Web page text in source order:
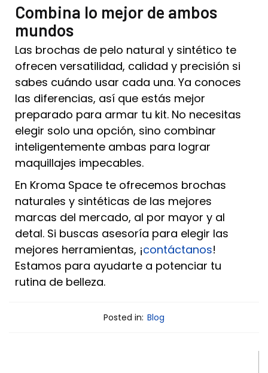
Combina lo mejor de ambos
mundos
Las brochas de pelo natural y sintético te
ofrecen versatilidad, calidad y precisión si
sabes cuándo usar cada una. Ya conoces
las diferencias, así que estás mejor
preparado para armar tu kit. No necesitas
elegir solo una opción, sino combinar
inteligentemente ambas para lograr
maquillajes impecables.
En Kroma Space te ofrecemos brochas
naturales y sintéticas de las mejores
marcas del mercado, al por mayor y al
detal. Si buscas asesoría para elegir las
mejores herramientas, ¡contáctanos!
Estamos para ayudarte a potenciar tu
rutina de belleza.
Posted in: Blog